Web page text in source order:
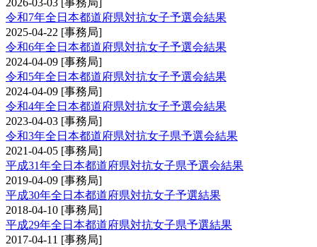
2026-03-03 [事務局]
令和7年全日本都道府県対抗女子予選会結果
2025-04-22 [事務局]
令和6年全日本都道府県対抗女子予選会結果
2024-04-09 [事務局]
令和5年全日本都道府県対抗女子予選会結果
2024-04-09 [事務局]
令和4年全日本都道府県対抗女子予選会結果
2023-04-03 [事務局]
令和3年全日本都道府県対抗女子県予選会結果
2021-04-05 [事務局]
平成31年全日本都道府県対抗女子県予選会結果
2019-04-09 [事務局]
平成30年全日本都道府県対抗女子予選結果
2018-04-10 [事務局]
平成29年全日本都道府県対抗女子県予選結果
2017-04-11 [事務局]